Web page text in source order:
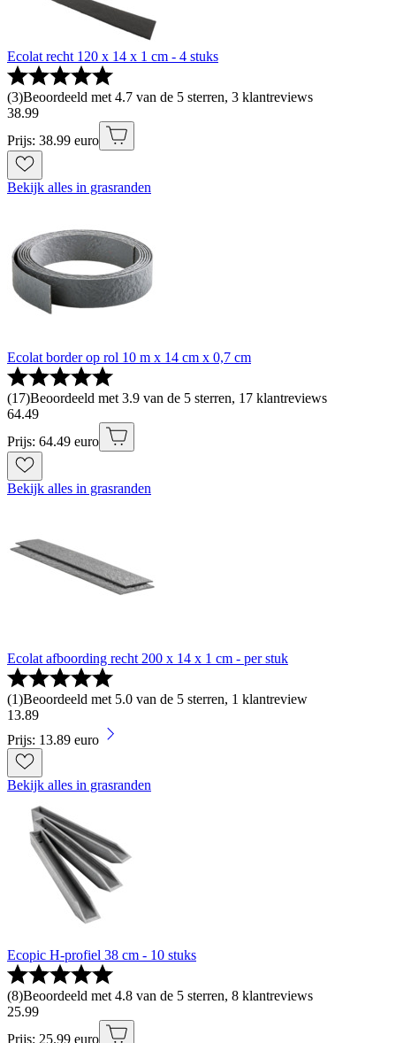
Ecolat recht 120 x 14 x 1 cm - 4 stuks
(3)Beoordeeld met 4.7 van de 5 sterren, 3 klantreviews
38.99
Prijs: 38.99 euro
Bekijk alles in grasranden
Ecolat border op rol 10 m x 14 cm x 0,7 cm
(17)Beoordeeld met 3.9 van de 5 sterren, 17 klantreviews
64.49
Prijs: 64.49 euro
Bekijk alles in grasranden
Ecolat afboording recht 200 x 14 x 1 cm - per stuk
(1)Beoordeeld met 5.0 van de 5 sterren, 1 klantreview
13.89
Prijs: 13.89 euro
Bekijk alles in grasranden
Ecopic H-profiel 38 cm - 10 stuks
(8)Beoordeeld met 4.8 van de 5 sterren, 8 klantreviews
25.99
Prijs: 25.99 euro